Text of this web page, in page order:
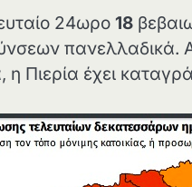
24ωρο 18
πανελλαδικά.
Πιερία έχει